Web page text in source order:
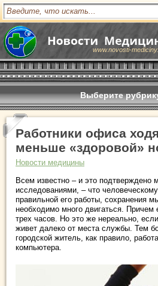
www.novosti-
Выберите
Работники офиса
меньше «здоровой»
Новости медицины
Всем известно – и это подтверждено
исследованиями, – что
правильной его работы, сохранения
необходимо много двигаться.
трех часов. Но это же нереально,
живет далеко от места службы. Тем
городской житель, как правило,
компьютера.